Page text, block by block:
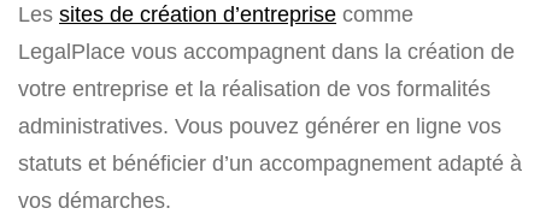
Les sites de création d’entreprise comme
LegalPlace vous accompagnent dans la création de
votre entreprise et la réalisation de vos formalités
administratives. Vous pouvez générer en ligne vos
statuts et bénéficier d’un accompagnement adapté à
vos démarches.